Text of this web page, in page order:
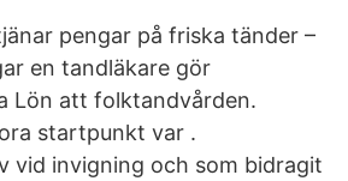
pengar på friska tänder –
en tandläkare gör
Lön att folktandvården.
startpunkt var .
vid invigning och som bidragit